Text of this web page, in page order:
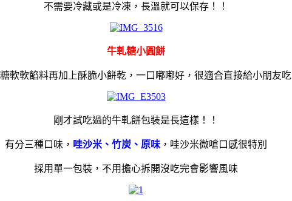
不需要冷藏或是冷凍，長溫就可以保存！！
牛軋糖小圓餅
軟軟餡料再加上酥脆小餅乾，一口嘟嘟好，很適合直接給小朋友吃
剛才試吃過的牛軋餅包裝是長這樣！！
有分三種口味， 哇沙米、竹炭、原味 ，哇沙米微嗆口感很特別
採用單一包裝，不用擔心拆開沒吃完會影響風味